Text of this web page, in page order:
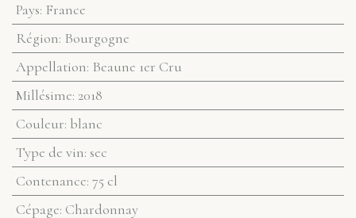
Pays: France
Région: Bourgogne
Appellation: Beaune 1er Cru
Millésime: 2018
Couleur: blanc
Type de vin: sec
Contenance: 75 cl
Cépage: Chardonnay